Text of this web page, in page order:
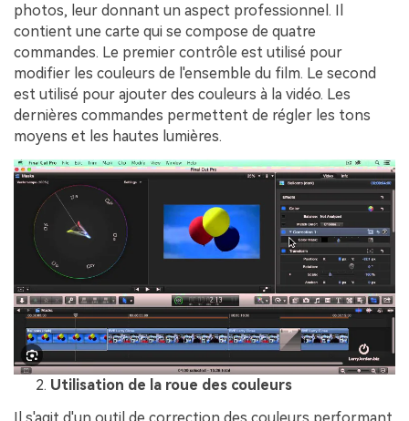
photos, leur donnant un aspect professionnel. Il
contient une carte qui se compose de quatre
commandes. Le premier contrôle est utilisé pour
modifier les couleurs de l'ensemble du film. Le second
est utilisé pour ajouter des couleurs à la vidéo. Les
dernières commandes permettent de régler les tons
moyens et les hautes lumières.
Utilisation de la roue des couleurs